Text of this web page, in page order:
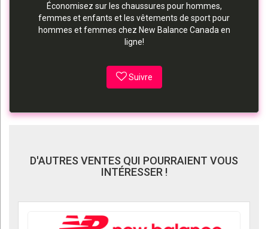
Économisez sur les chaussures pour hommes,
femmes et enfants et les vêtements de sport pour
hommes et femmes chez New Balance Canada en
ligne!
Suivre
D'AUTRES VENTES QUI POURRAIENT VOUS
INTÉRESSER !